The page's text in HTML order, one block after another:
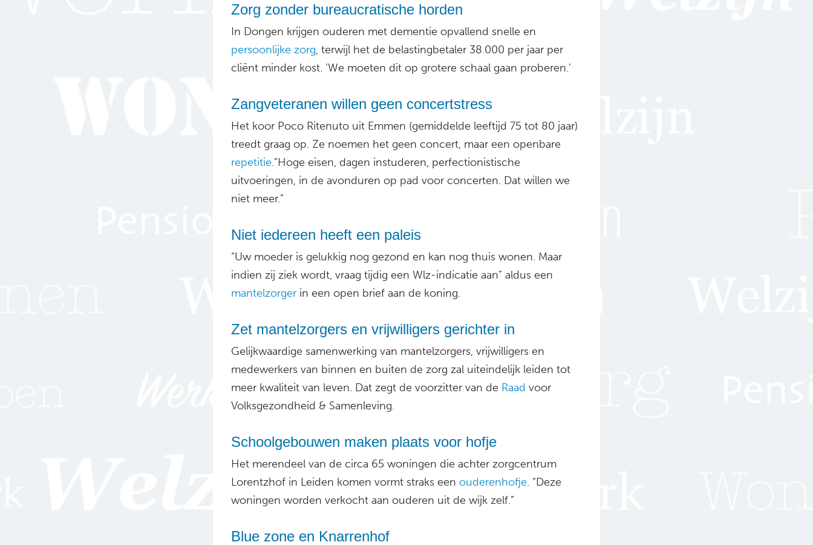
Zorg zonder bureaucratische horden
In Dongen krijgen ouderen met dementie opvallend snelle en
persoonlijke zorg, terwijl het de belastingbetaler 38.000 per jaar per
cliënt minder kost. ‘We moeten dit op grotere schaal gaan proberen.’
Zangveteranen willen geen concertstress
Het koor Poco Ritenuto uit Emmen (gemiddelde leeftijd 75 tot 80 jaar)
treedt graag op. Ze noemen het geen concert, maar een openbare
repetitie.”Hoge eisen, dagen instuderen, perfectionistische
uitvoeringen, in de avonduren op pad voor concerten. Dat willen we
niet meer.”
Niet iedereen heeft een paleis
“Uw moeder is gelukkig nog gezond en kan nog thuis wonen. Maar
indien zij ziek wordt, vraag tijdig een Wlz-indicatie aan” aldus een
mantelzorger in een open brief aan de koning.
Zet mantelzorgers en vrijwilligers gerichter in
Gelijkwaardige samenwerking van mantelzorgers, vrijwilligers en
medewerkers van binnen en buiten de zorg zal uiteindelijk leiden tot
meer kwaliteit van leven. Dat zegt de voorzitter van de Raad voor
Volksgezondheid & Samenleving.
Schoolgebouwen maken plaats voor hofje
Het merendeel van de circa 65 woningen die achter zorgcentrum
Lorentzhof in Leiden komen vormt straks een ouderenhofje. “Deze
woningen worden verkocht aan ouderen uit de wijk zelf.”
Blue zone en Knarrenhof